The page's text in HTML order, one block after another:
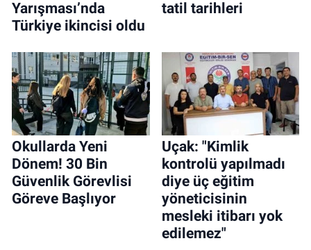
Yarışması’nda
Türkiye ikincisi oldu
tatil tarihleri
Okullarda Yeni
Dönem! 30 Bin
Güvenlik Görevlisi
Göreve Başlıyor
Uçak: "Kimlik
kontrolü yapılmadı
diye üç eğitim
yöneticisinin
mesleki itibarı yok
edilemez"